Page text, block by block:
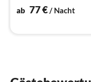
Erw. u. 2 Kinder
ab 77€/ Nacht